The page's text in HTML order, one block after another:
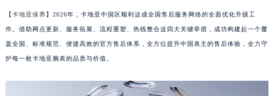
【卡地亚保养】2026年，卡地亚中国区顺利达成全国售后服务网络的全面优化升级工
作。借助网点更新、服务拓展、流程重塑、热线整合这四大关键举措，成功构建起一个覆
盖全国、标准规范、便捷高效的官方售后体系，全方位提升中国表主的售后体验，全力守
护每一枚卡地亚腕表的品质与价值。